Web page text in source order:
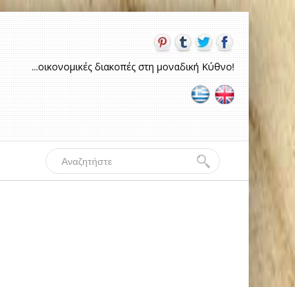
...οικονομικές διακοπές στη μοναδική Κύθνο!